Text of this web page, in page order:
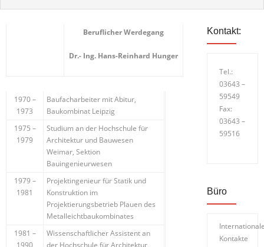
Beruflicher Werdegang
Dr.- Ing. Hans-Reinhard Hunger
1970 –
1973
Baufacharbeiter mit Abitur,
Baukombinat Leipzig
1975 –
1979
Studium an der Hochschule für
Architektur und Bauwesen
Weimar, Sektion
Bauingenieurwesen
1979 –
1981
Projektingenieur für Statik und
Konstruktion im
Projektierungsbetrieb Plauen des
Metalleichtbaukombinates
1981 –
1990
Wissenschaftlicher Assistent an
der Hochschule für Architektur
Kontakt:
Tel.:
03643 –
59549
Fax:
03643 –
59516
Büro
Kontakte